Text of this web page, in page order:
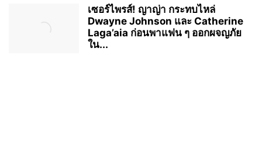
เซอร์ไพรส์! ญาญ่า กระทบไหล่
Dwayne Johnson และ Catherine
Laga’aia ก่อนพาแฟน ๆ ออกผจญภัย
ใน...